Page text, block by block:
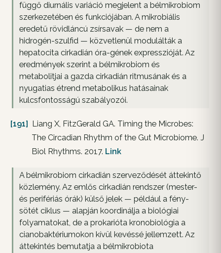
függő diurnális variáció megjelent a bélmikrobiom
szerkezetében és funkciójában. A mikrobiális
eredetű rövidláncú zsírsavak — de nem a
hidrogén-szulfid — közvetlenül modulálták a
hepatocita cirkadián óra-gének expresszióját. Az
eredmények szerint a bélmikrobiom és
metabolitjai a gazda cirkadián ritmusának és a
nyugatias étrend metabolikus hatásainak
kulcsfontosságú szabályozói.
[191]
Liang X, FitzGerald GA. Timing the Microbes:
The Circadian Rhythm of the Gut Microbiome. J
Biol Rhythms. 2017. Link
A bélmikrobiom cirkadián szerveződését áttekintő
közlemény. Az emlős cirkadián rendszer (mester-
és perifériás órák) külső jelek — például a fény-
sötét ciklus — alapján koordinálja a biológiai
folyamatokat, de a prokarióta kronobiológia a
cianobaktériumokon kívül kevéssé jellemzett. Az
áttekintés bemutatja a bélmikrobiota